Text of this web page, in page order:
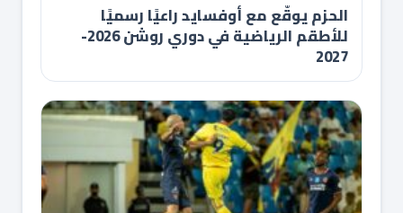
الحزم يوقّع مع أوفسايد راعيًا رسميًا
للأطقم الرياضية في دوري روشن 2026-
2027